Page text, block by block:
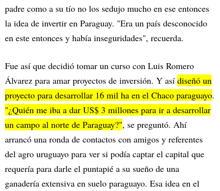
padre como a su tío no los sedujo mucho en ese entonces
la idea de invertir en Paraguay. "Era un país desconocido
en este entonces y había inseguridades", recuerda.
Fue así que decidió tomar un curso con Luis Romero
Álvarez para amar proyectos de inversión. Y así diseñó un
proyecto para desarrollar 16 mil ha en el Chaco paraguayo.
"¿Quién me iba a dar US$ 3 millones para ir a desarrollar
un campo al norte de Paraguay?", se preguntó. Ahí
arrancó una ronda de contactos con amigos y referentes
del agro uruguayo para ver si podía captar el capital que
requería para darle el puntapié a su sueño de una
ganadería extensiva en suelo paraguayo. Esa idea en el